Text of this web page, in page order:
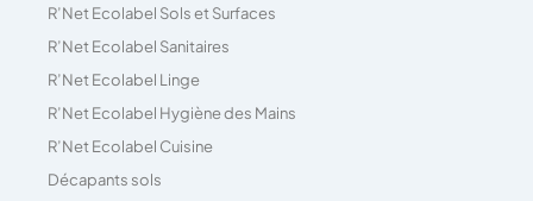
R’Net Ecolabel Sols et Surfaces
R’Net Ecolabel Sanitaires
R’Net Ecolabel Linge
R’Net Ecolabel Hygiène des Mains
R’Net Ecolabel Cuisine
Décapants sols